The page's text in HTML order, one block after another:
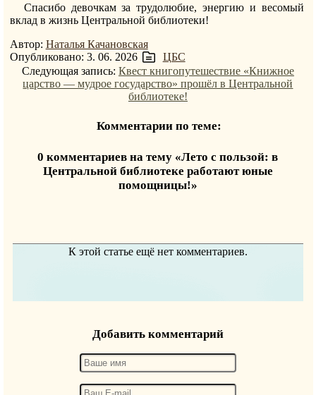
Спасибо девочкам за трудолюбие, энергию и весомый
вклад в жизнь Центральной библиотеки!
Автор: Наталья Качановская
Опубликовано: 3. 06. 2026
ЦБС
Следующая запись: Квест книгопутешествие «Книжное
царство — мудрое государство» прошёл в Центральной
библиотеке!
Комментарии по теме:
0 комментариев на тему «Лето с пользой: в
Центральной библиотеке работают юные
помощницы!»
К этой статье ещё нет комментариев.
Добавить комментарий